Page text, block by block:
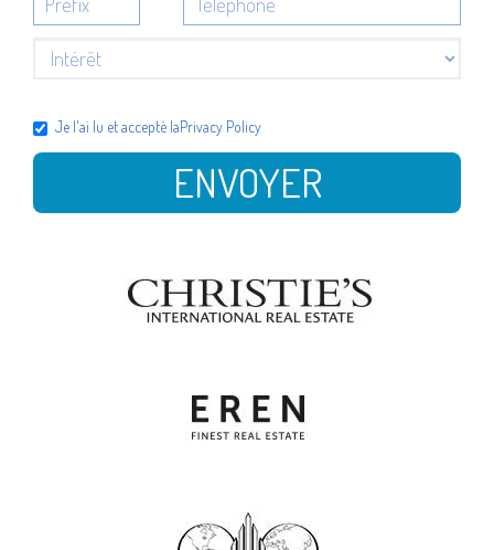
Je l'ai lu et accepté laPrivacy Policy
ENVOYER